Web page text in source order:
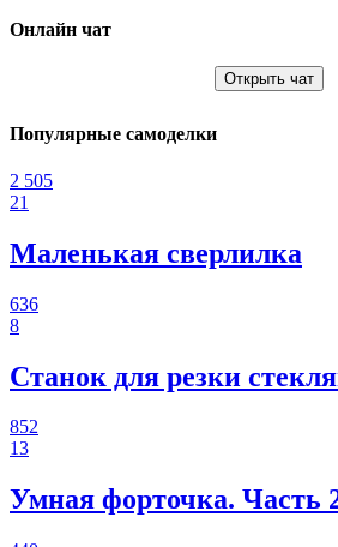
Онлайн чат
Открыть чат
Популярные самоделки
2 505
21
Маленькая сверлилка
636
8
Станок для резки
852
13
Умная форточка. Часть